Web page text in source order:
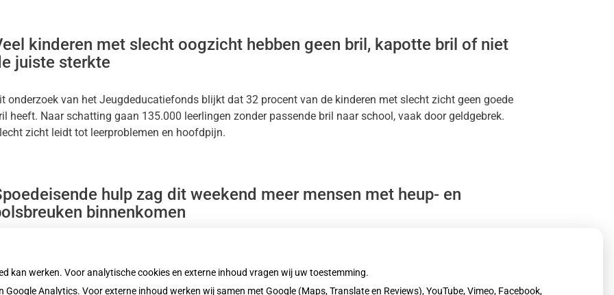
kinderen met slecht oogzicht hebben geen bril, kapotte bril of niet
juiste sterkte
onderzoek van het Jeugdeducatiefonds blijkt dat 32 procent van de kinderen met slecht zicht geen goede
heeft. Naar schatting gaan 135.000 leerlingen zonder passende bril naar school, vaak door geldgebrek.
zicht leidt tot leerproblemen en hoofdpijn.
hulp zag dit weekend meer mensen met heup- en
binnenkomen
ouderen met heup- en polsbreuken na valpartijen. Veel andere gewonden meldden zich bij
In grote delen van het land gold code geel of oranje vanwege sneeuw en bevriezing.
kan werken. Voor analytische cookies en externe inhoud vragen wij uw toestemming.
Analytics. Voor externe inhoud werken wij samen met Google (Maps, Translate en Reviews), YouTube, Vimeo, Facebook,